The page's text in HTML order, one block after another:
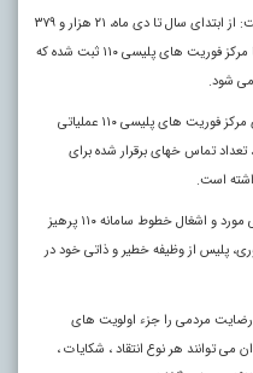
معاون عملیات فرماندهی انتظامی استان البرز گفت: از ابتدای سال تا دی ماه، ۲۱ هزار و ۳۷۹
تماس بی مورد و خارج از ماموریت های پلیس با مرکز فوریت های پلیسی ۱۱۰ ثبت شده که
وی با بیان این که ۳۰ درصد از تماس های ورودی مرکز فوریت های پلیسی ۱۱۰ عملیاتی
تماس خهای برقرار شده برای
است.
وی از شهروندان درخواست کرد: از تماس های بی مورد و اشغال خطوط سامانه ۱۱۰ پرهیز
پلیس از وظیفه خطیر و ذاتی خود در
رضایت مردمی را جزء اولویت های
توانند هر نوع انتقاد ، شکایات ،